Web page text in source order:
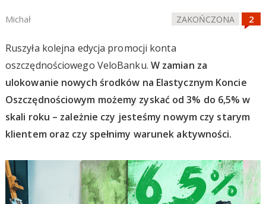
Michał ZAKOŃCZONA
Ruszyła kolejna edycja promocji konta
oszczędnościowego VeloBanku. W zamian za
ulokowanie nowych środków na Elastycznym Koncie
Oszczędnościowym możemy zyskać od 3% do 6,5% w
skali roku – zależnie czy jesteśmy nowym czy starym
klientem oraz czy spełnimy warunek aktywności.